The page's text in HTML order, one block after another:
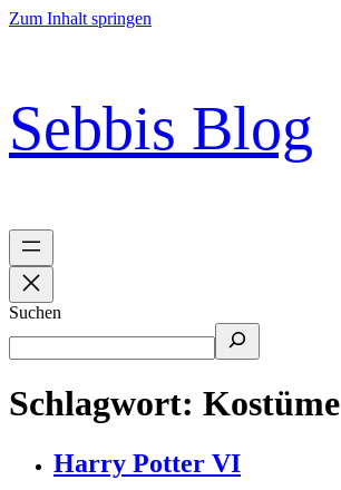
Zum Inhalt springen
Sebbis Blog
Suchen
Schlagwort: Kostüme
Harry Potter VI